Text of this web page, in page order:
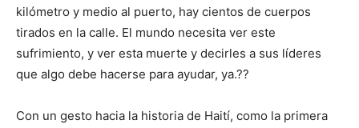
kilómetro y medio al puerto, hay cientos de cuerpos
tirados en la calle. El mundo necesita ver este
sufrimiento, y ver esta muerte y decirles a sus líderes
que algo debe hacerse para ayudar, ya.??
Con un gesto hacia la historia de Haití, como la primera